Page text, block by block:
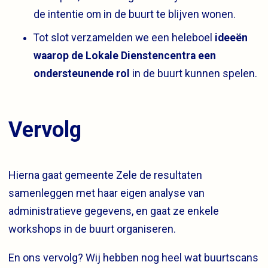
de intentie om in de buurt te blijven wonen.
Tot slot verzamelden we een heleboel ideeën
waarop de Lokale Dienstencentra een
ondersteunende rol in de buurt kunnen spelen.
Vervolg
Hierna gaat gemeente Zele de resultaten
samenleggen met haar eigen analyse van
administratieve gegevens, en gaat ze enkele
workshops in de buurt organiseren.
En ons vervolg? Wij hebben nog heel wat buurtscans